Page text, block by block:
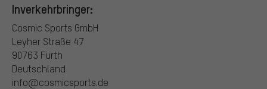
Inverkehrbringer:
Cosmic Sports GmbH
Leyher Straße 47
90763 Fürth
Deutschland
info@cosmicsports.de